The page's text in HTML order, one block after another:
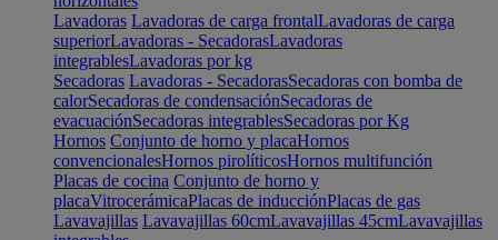
Lavadoras Lavadoras de carga frontalLavadoras de carga
superiorLavadoras - SecadorasLavadoras
integrablesLavadoras por kg
Secadoras Lavadoras - SecadorasSecadoras con bomba de
calorSecadoras de condensaciónSecadoras de
evacuaciónSecadoras integrablesSecadoras por Kg
Hornos Conjunto de horno y placaHornos
convencionalesHornos pirolíticosHornos multifunción
Placas de cocina Conjunto de horno y
placaVitrocerámicaPlacas de inducciónPlacas de gas
Lavavajillas Lavavajillas 60cmLavavajillas 45cmLavavajillas